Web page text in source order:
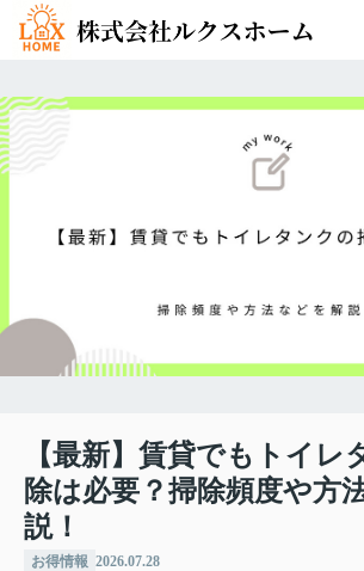
【最新】賃貸でもトイレ
除は必要？掃除頻度や方
説！
お得情報 2026.07.28